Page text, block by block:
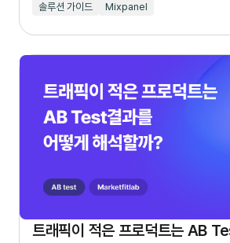
솔루션 가이드
Mixpanel
트래픽이 적은 프로덕트는 AB